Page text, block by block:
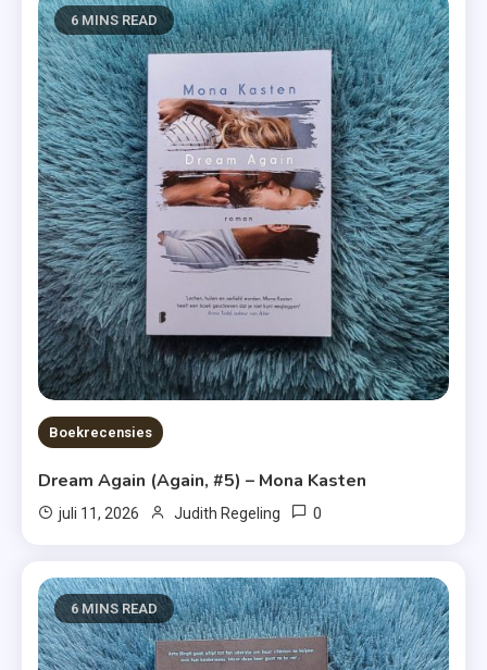
6 MINS READ
Boekrecensies
Dream Again (Again, #5) – Mona Kasten
juli 11, 2026 Judith Regeling 0
6 MINS READ